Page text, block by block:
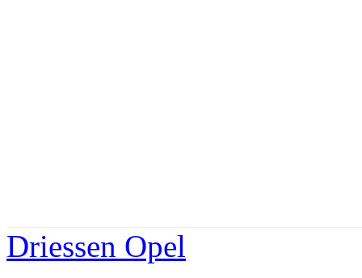
Driessen Opel